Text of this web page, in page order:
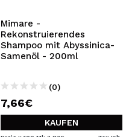
Mimare -
Rekonstruierendes
Shampoo mit Abyssinica-
Samenöl - 200ml
(0)
7,66€
KAUFEN